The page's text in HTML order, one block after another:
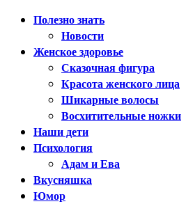
Полезно знать
Новости
Женское здоровье
Сказочная фигура
Красота женского лица
Шикарные волосы
Восхитительные ножки
Наши дети
Психология
Адам и Ева
Вкусняшка
Юмор